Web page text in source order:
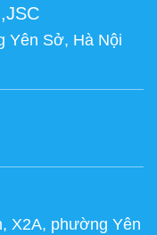
Yên Sở, Hà Nội
X2A, phường Yên